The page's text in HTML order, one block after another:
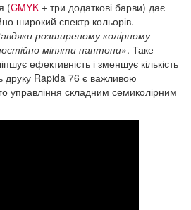
(CMYK + три додаткові барви) дає
широкий спектр кольорів.
розширеному колірному
міняти пантони». Таке
ефективність і зменшує кількість
друку Rapida 76 є важливою
управління складним семиколірним